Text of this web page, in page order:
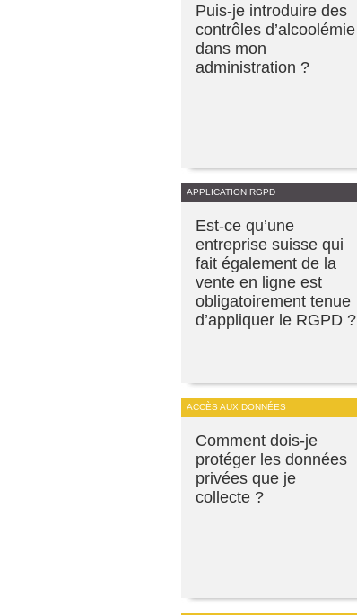
Puis-je introduire des
contrôles d’alcoolémie
dans mon
administration ?
APPLICATION RGPD
Est-ce qu’une
entreprise suisse qui
fait également de la
vente en ligne est
obligatoirement tenue
d’appliquer le RGPD ?
ACCÈS AUX DONNÉES
Comment dois-je
protéger les données
privées que je
collecte ?